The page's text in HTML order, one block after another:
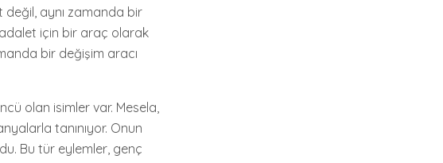
değil, aynı zamanda bir
için bir araç olarak
bir değişim aracı
olan isimler var. Mesela,
tanınıyor. Onun
Bu tür eylemler, genç